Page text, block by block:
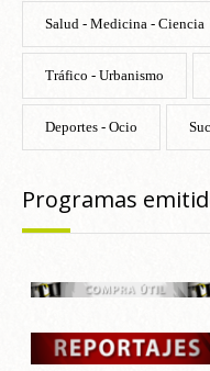
Salud - Medicina - Ciencia
Tráfico - Urbanismo
Deportes - Ocio
Programas